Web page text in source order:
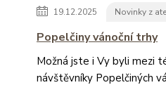
19.12.2025 Novinky z
Popelčiny vánoční trhy
Možná jste i Vy byli mezi
návštěvníky Popelčiných